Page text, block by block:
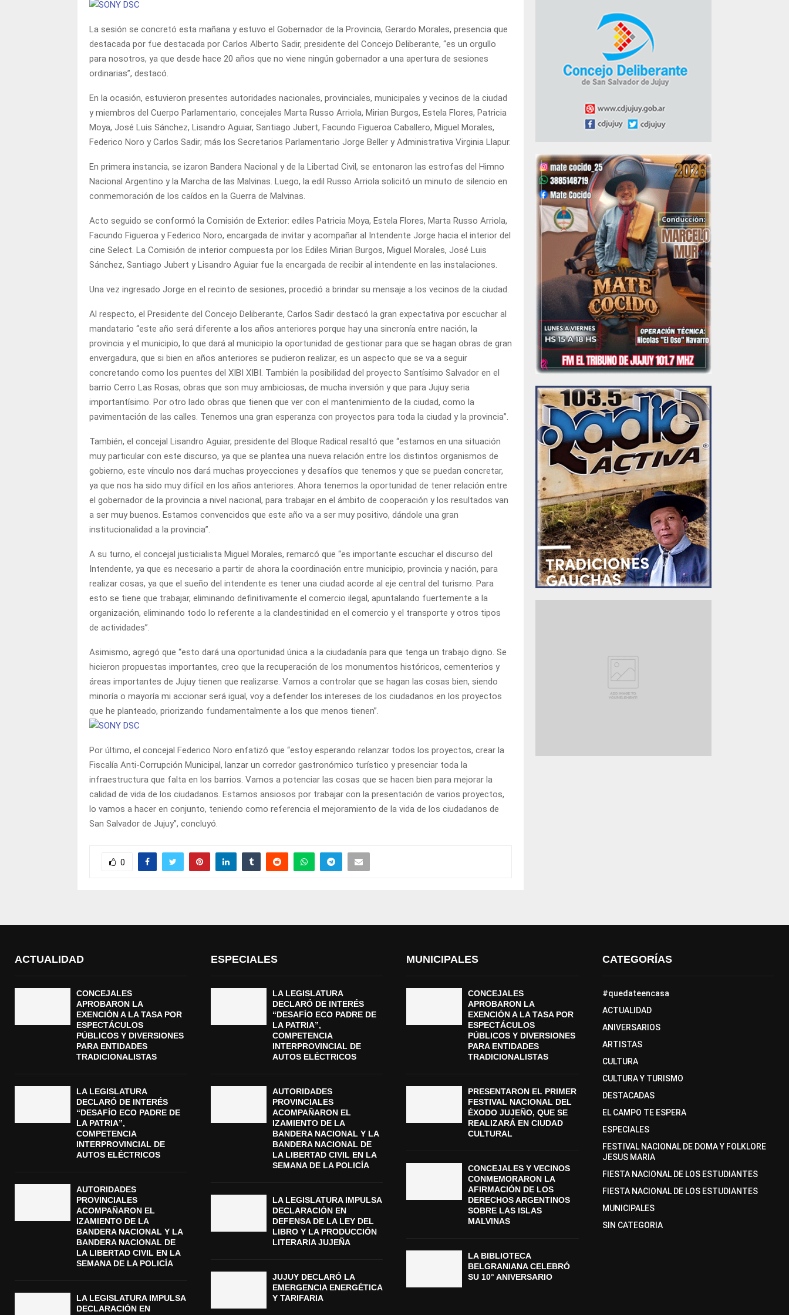
La sesión se concretó esta mañana y estuvo el Gobernador de la Provincia, Gerardo Morales, presencia que
destacada por fue destacada por Carlos Alberto Sadir, presidente del Concejo Deliberante, “es un orgullo
para nosotros, ya que desde hace 20 años que no viene ningún gobernador a una apertura de sesiones
ordinarias”, destacó.
En la ocasión, estuvieron presentes autoridades nacionales, provinciales, municipales y vecinos de la ciudad
y miembros del Cuerpo Parlamentario, concejales Marta Russo Arriola, Mirian Burgos, Estela Flores, Patricia
Moya, José Luis Sánchez, Lisandro Aguiar, Santiago Jubert, Facundo Figueroa Caballero, Miguel Morales,
Federico Noro y Carlos Sadir; más los Secretarios Parlamentario Jorge Beller y Administrativa Virginia Llapur.
En primera instancia, se izaron Bandera Nacional y de la Libertad Civil, se entonaron las estrofas del Himno
Nacional Argentino y la Marcha de las Malvinas. Luego, la edil Russo Arriola solicitó un minuto de silencio en
conmemoración de los caídos en la Guerra de Malvinas.
Acto seguido se conformó la Comisión de Exterior: ediles Patricia Moya, Estela Flores, Marta Russo Arriola,
Facundo Figueroa y Federico Noro, encargada de invitar y acompañar al Intendente Jorge hacia el interior del
cine Select. La Comisión de interior compuesta por los Ediles Mirian Burgos, Miguel Morales, José Luis
Sánchez, Santiago Jubert y Lisandro Aguiar fue la encargada de recibir al intendente en las instalaciones.
Una vez ingresado Jorge en el recinto de sesiones, procedió a brindar su mensaje a los vecinos de la ciudad.
Al respecto, el Presidente del Concejo Deliberante, Carlos Sadir destacó la gran expectativa por escuchar al
mandatario “este año será diferente a los años anteriores porque hay una sincronía entre nación, la
provincia y el municipio, lo que dará al municipio la oportunidad de gestionar para que se hagan obras de gran
envergadura, que si bien en años anteriores se pudieron realizar, es un aspecto que se va a seguir
concretando como los puentes del XIBI XIBI. También la posibilidad del proyecto Santísimo Salvador en el
barrio Cerro Las Rosas, obras que son muy ambiciosas, de mucha inversión y que para Jujuy seria
importantísimo. Por otro lado obras que tienen que ver con el mantenimiento de la ciudad, como la
pavimentación de las calles. Tenemos una gran esperanza con proyectos para toda la ciudad y la provincia”.
También, el concejal Lisandro Aguiar, presidente del Bloque Radical resaltó que “estamos en una situación
muy particular con este discurso, ya que se plantea una nueva relación entre los distintos organismos de
gobierno, este vínculo nos dará muchas proyecciones y desafíos que tenemos y que se puedan concretar,
ya que nos ha sido muy difícil en los años anteriores. Ahora tenemos la oportunidad de tener relación entre
el gobernador de la provincia a nivel nacional, para trabajar en el ámbito de cooperación y los resultados van
a ser muy buenos. Estamos convencidos que este año va a ser muy positivo, dándole una gran
institucionalidad a la provincia”.
A su turno, el concejal justicialista Miguel Morales, remarcó que “es importante escuchar el discurso del
Intendente, ya que es necesario a partir de ahora la coordinación entre municipio, provincia y nación, para
realizar cosas, ya que el sueño del intendente es tener una ciudad acorde al eje central del turismo. Para
esto se tiene que trabajar, eliminando definitivamente el comercio ilegal, apuntalando fuertemente a la
organización, eliminando todo lo referente a la clandestinidad en el comercio y el transporte y otros tipos
de actividades”.
Asimismo, agregó que “esto dará una oportunidad única a la ciudadanía para que tenga un trabajo digno. Se
hicieron propuestas importantes, creo que la recuperación de los monumentos históricos, cementerios y
áreas importantes de Jujuy tienen que realizarse. Vamos a controlar que se hagan las cosas bien, siendo
minoría o mayoría mi accionar será igual, voy a defender los intereses de los ciudadanos en los proyectos
que he planteado, priorizando fundamentalmente a los que menos tienen”.
Por último, el concejal Federico Noro enfatizó que “estoy esperando relanzar todos los proyectos, crear la
Fiscalía Anti-Corrupción Municipal, lanzar un corredor gastronómico turístico y presenciar toda la
infraestructura que falta en los barrios. Vamos a potenciar las cosas que se hacen bien para mejorar la
calidad de vida de los ciudadanos. Estamos ansiosos por trabajar con la presentación de varios proyectos,
lo vamos a hacer en conjunto, teniendo como referencia el mejoramiento de la vida de los ciudadanos de
San Salvador de Jujuy”, concluyó.
0
ACTUALIDAD
CONCEJALES
APROBARON LA
EXENCIÓN A LA TASA POR
ESPECTÁCULOS
PÚBLICOS Y DIVERSIONES
PARA ENTIDADES
TRADICIONALISTAS
LA LEGISLATURA
DECLARÓ DE INTERÉS
“DESAFÍO ECO PADRE DE
LA PATRIA”,
COMPETENCIA
INTERPROVINCIAL DE
AUTOS ELÉCTRICOS
AUTORIDADES
PROVINCIALES
ACOMPAÑARON EL
IZAMIENTO DE LA
BANDERA NACIONAL Y LA
BANDERA NACIONAL DE
LA LIBERTAD CIVIL EN LA
SEMANA DE LA POLICÍA
LA LEGISLATURA IMPULSA
DECLARACIÓN EN
ESPECIALES
LA LEGISLATURA
DECLARÓ DE INTERÉS
“DESAFÍO ECO PADRE DE
LA PATRIA”,
COMPETENCIA
INTERPROVINCIAL DE
AUTOS ELÉCTRICOS
AUTORIDADES
PROVINCIALES
ACOMPAÑARON EL
IZAMIENTO DE LA
BANDERA NACIONAL Y LA
BANDERA NACIONAL DE
LA LIBERTAD CIVIL EN LA
SEMANA DE LA POLICÍA
LA LEGISLATURA IMPULSA
DECLARACIÓN EN
DEFENSA DE LA LEY DEL
LIBRO Y LA PRODUCCIÓN
LITERARIA JUJEÑA
JUJUY DECLARÓ LA
EMERGENCIA ENERGÉTICA
Y TARIFARIA
MUNICIPALES
CONCEJALES
APROBARON LA
EXENCIÓN A LA TASA POR
ESPECTÁCULOS
PÚBLICOS Y DIVERSIONES
PARA ENTIDADES
TRADICIONALISTAS
PRESENTARON EL PRIMER
FESTIVAL NACIONAL DEL
ÉXODO JUJEÑO, QUE SE
REALIZARÁ EN CIUDAD
CULTURAL
CONCEJALES Y VECINOS
CONMEMORARON LA
AFIRMACIÓN DE LOS
DERECHOS ARGENTINOS
SOBRE LAS ISLAS
MALVINAS
LA BIBLIOTECA
BELGRANIANA CELEBRÓ
SU 10° ANIVERSARIO
CATEGORÍAS
#quedateencasa
ACTUALIDAD
ANIVERSARIOS
ARTISTAS
CULTURA
CULTURA Y TURISMO
DESTACADAS
EL CAMPO TE ESPERA
ESPECIALES
FESTIVAL NACIONAL DE DOMA Y FOLKLORE
JESUS MARIA
FIESTA NACIONAL DE LOS ESTUDIANTES
FIESTA NACIONAL DE LOS ESTUDIANTES
MUNICIPALES
SIN CATEGORIA